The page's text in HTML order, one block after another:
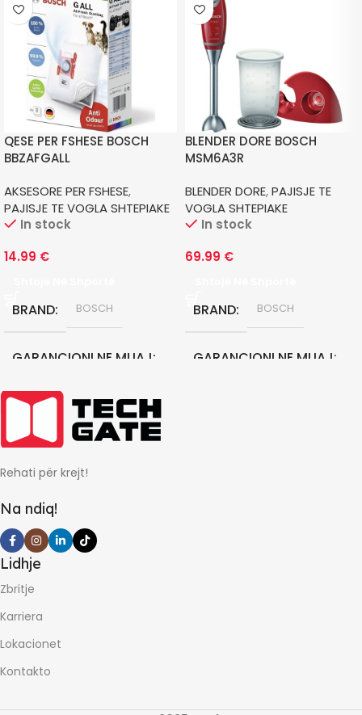
QESE PER FSHESE BOSCH
BBZAFGALL
AKSESORE PER FSHESE,
PAJISJE TE VOGLA SHTEPIAKE
In stock
14.99 €
BRAND BOSCH
GARANCIONI NE MUAJ
24
BLENDER DORE BOSCH
MSM6A3R
BLENDER DORE,PAJISJE TE
VOGLA SHTEPIAKE
In stock
69.99 €
BRAND BOSCH
GARANCIONI NE MUAJ
Rehati për krejt!
Na ndiq!
Lidhje
Zbritje
Karriera
Lokacionet
Kontakto